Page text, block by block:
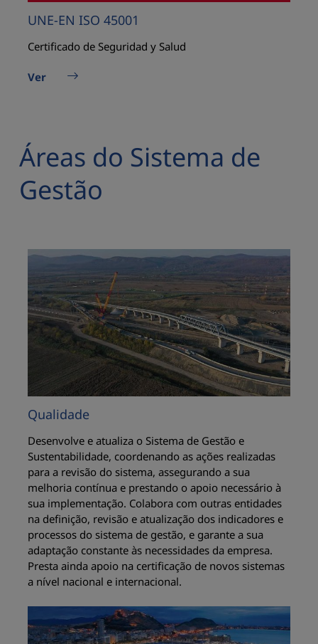
UNE-EN ISO 45001
Certificado de Seguridad y Salud
Ver
Áreas do Sistema de
Gestão
Qualidade
Desenvolve e atualiza o Sistema de Gestão e
Sustentabilidade, coordenando as ações realizadas
para a revisão do sistema, assegurando a sua
melhoria contínua e prestando o apoio necessário à
sua implementação. Colabora com outras entidades
na definição, revisão e atualização dos indicadores e
processos do sistema de gestão, e garante a sua
adaptação constante às necessidades da empresa.
Presta ainda apoio na certificação de novos sistemas
a nível nacional e internacional.